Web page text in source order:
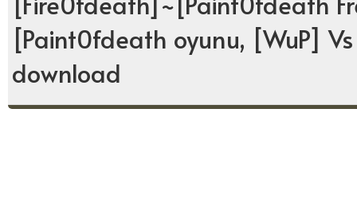
[Paint0fdeath oyunu, [WuP]
download